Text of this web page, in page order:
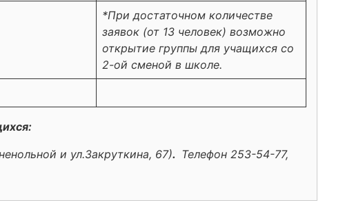
*При достаточном количестве
заявок (от 13 человек) возможно
открытие группы для учащихся со
2-ой сменой в школе.
и ул.Закруткина, 67). Телефон 253-54-77,